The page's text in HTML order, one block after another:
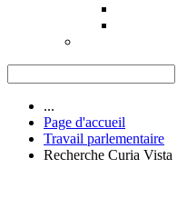
...
Page d'accueil
Travail parlementaire
Recherche Curia Vista